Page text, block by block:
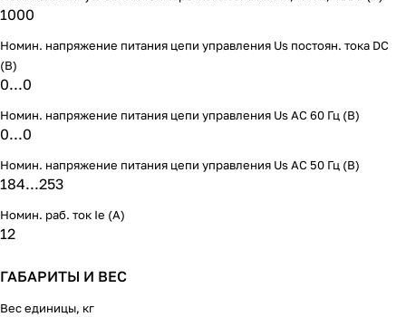
1000
Номин. напряжение питания цепи управления Us постоян. тока DC
(В)
0...0
Номин. напряжение питания цепи управления Us AC 60 Гц (В)
0...0
Номин. напряжение питания цепи управления Us AC 50 Гц (В)
184...253
Номин. раб. ток Ie (А)
12
ГАБАРИТЫ И ВЕС
Вес единицы, кг